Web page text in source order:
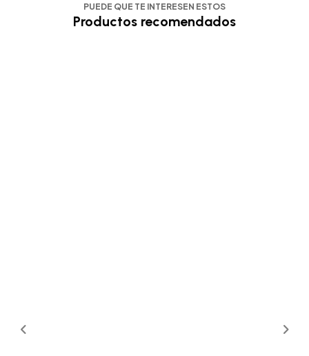
PUEDE QUE TE INTERESEN ESTOS
Productos recomendados